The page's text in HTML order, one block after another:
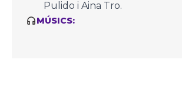
Pulido i Aina Tro.
MÚSICS: